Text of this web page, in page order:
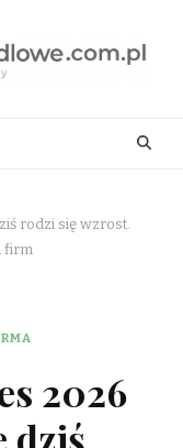
rodzi się wzrost.
firm
2026
dziś